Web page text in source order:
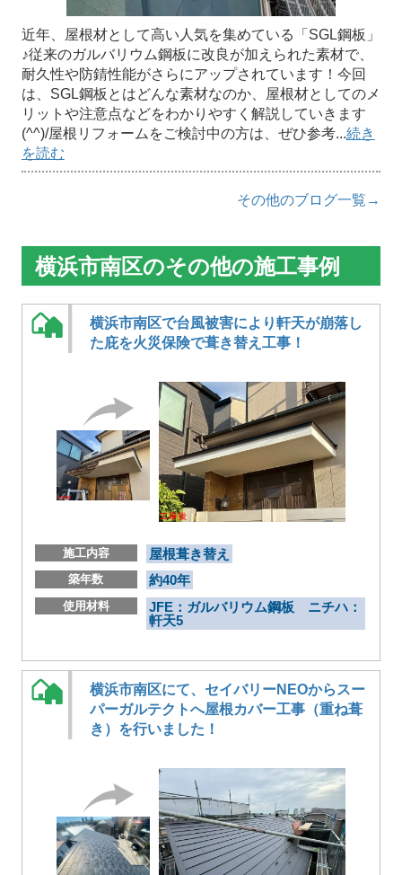
近年、屋根材として高い人気を集めている「SGL鋼板」
♪従来のガルバリウム鋼板に改良が加えられた素材で、
耐久性や防錆性能がさらにアップされています！今回
は、SGL鋼板とはどんな素材なのか、屋根材としてのメ
リットや注意点などをわかりやすく解説していきます
(^^)/屋根リフォームをご検討中の方は、ぜひ参考...続き
を読む
その他のブログ一覧→
横浜市南区のその他の施工事例
横浜市南区で台風被害により軒天が崩落し
た庇を火災保険で葺き替え工事！
施工内容 屋根葺き替え
築年数 約40年
使用材料
JFE：ガルバリウム鋼板 ニチハ：
軒天5
横浜市南区にて、セイバリーNEOからスー
パーガルテクトへ屋根カバー工事（重ね葺
き）を行いました！